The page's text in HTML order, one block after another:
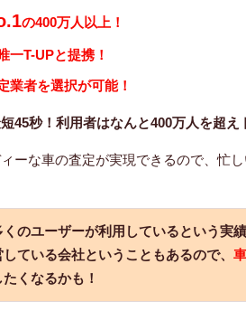
の400万人以上！
一T-UPと提携！
業者を選択が可能！
45秒！利用者はなんと400万人を超
ーな車の査定が実現できるので、忙
くのユーザーが利用しているという実
している会社ということもあるので、
たくなるかも！